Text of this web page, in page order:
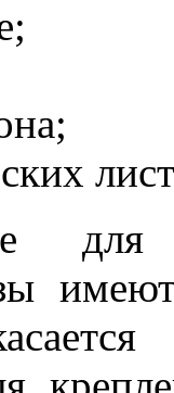
для